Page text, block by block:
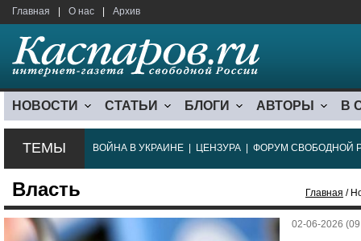
Главная О нас Архив
НОВОСТИ СТАТЬИ БЛОГИ АВТОРЫ В
ТЕМЫ ВОЙНА В УКРАИНЕ ЦЕНЗУРА ФОРУМ СВОБОДНОЙ
Власть Главная /
02-06-2026